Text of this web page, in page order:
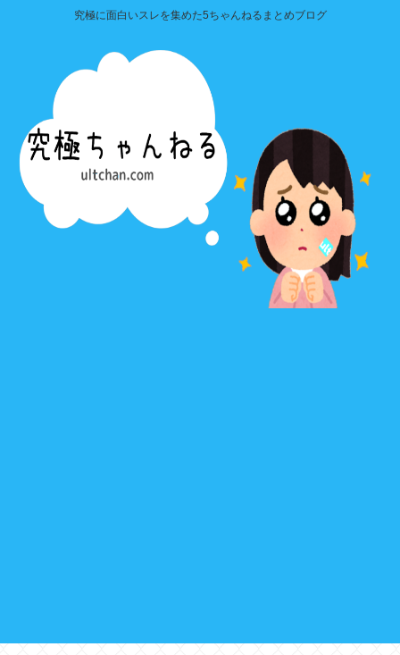
究極に面白いスレを集めた5ちゃんねるまとめブログ